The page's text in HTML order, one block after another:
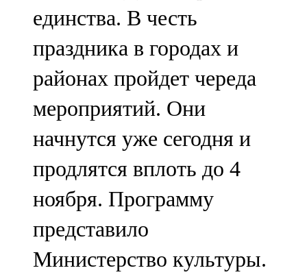
107,8 FM
Теләче
106,1 FM
Түбән Кама
102,6 FM
Чирмешән
107,7 FM
Чистай
103,0 FM
единства. В честь
праздника в городах и
районах пройдет череда
мероприятий. Они
начнутся уже сегодня и
продлятся вплоть до 4
ноября. Программу
представило
Министерство культуры.